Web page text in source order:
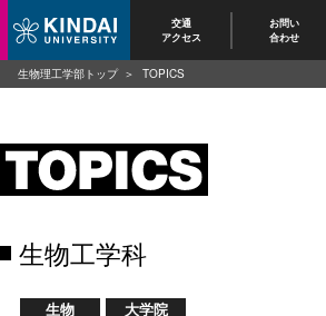
交通
アクセス
お問い
合わせ
生物工学科
生物 大学院
生物理工学部トップ TOPICS